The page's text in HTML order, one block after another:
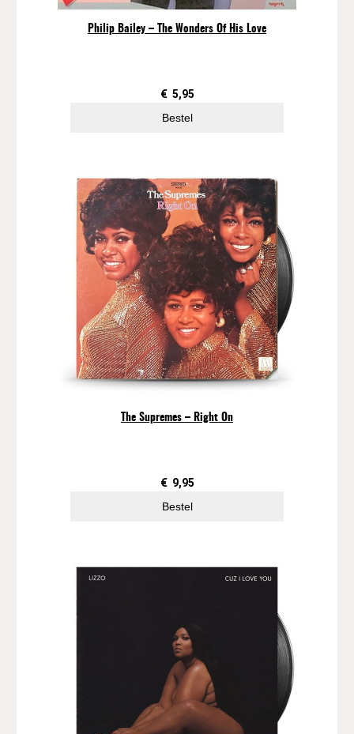
Philip Bailey – The Wonders Of His Love
€ 5,95
Bestel
The Supremes – Right On
€ 9,95
Bestel